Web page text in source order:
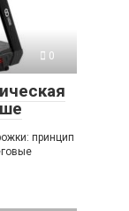
0
принцип